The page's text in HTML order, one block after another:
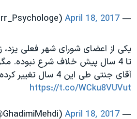
— Fazel (@Herr_Psychologe)
April 18, 2017
یکی از اعضای شورای شهر فعلی
تا 4 سال پیش خلاف شرع نبوده.
آقای جنتی طی این 4 سال تغییر کرده باشه
https://t.co/WCku8VUVut
— Mehdi Ghadimi (@GhadimiMehdi)
April 18, 2017